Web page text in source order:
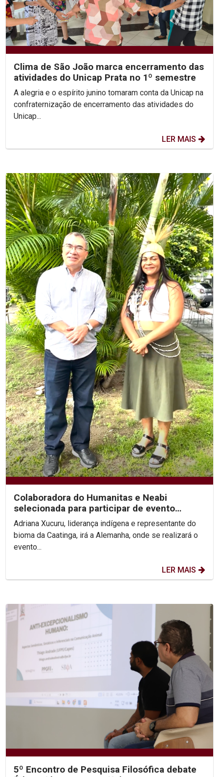
Clima de São João marca encerramento das
atividades do Unicap Prata no 1º semestre
A alegria e o espírito junino tomaram conta da Unicap na
confraternização de encerramento das atividades do
Unicap...
LER MAIS
Colaboradora do Humanitas e Neabi
selecionada para participar de evento
internacional...
Adriana Xucuru, liderança indígena e representante do
bioma da Caatinga, irá a Alemanha, onde se realizará o
evento...
LER MAIS
5º Encontro de Pesquisa Filosófica debate